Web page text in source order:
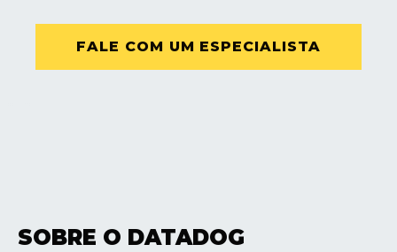
FALE COM UM ESPECIALISTA
SOBRE O DATADOG